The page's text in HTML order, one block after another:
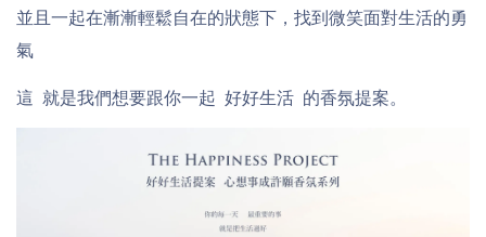
並且一起在漸漸輕鬆自在的狀態下，找到微笑面對生活的勇
氣
這 就是我們想要跟你一起 好好生活 的香氛提案。